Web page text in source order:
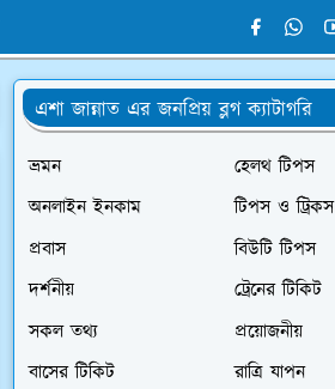
এশা জান্নাত এর জনপ্রিয় ব্লগ ক্যাটাগরি
ভ্রমন
হেলথ টিপস
অনলাইন ইনকাম
টিপস ও ট্রিকস
প্রবাস
বিউটি টিপস
দর্শনীয়
ট্রেনের টিকিট
সকল তথ্য
প্রয়োজনীয়
বাসের টিকিট
রাত্রি যাপন